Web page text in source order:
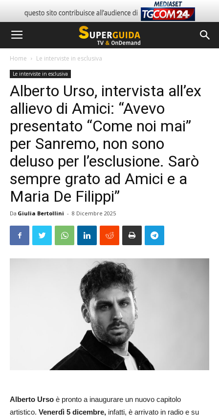
Home Le interviste in esclusiva
Le interviste in esclusiva
Alberto Urso, intervista all’ex
allievo di Amici: “Avevo
presentato “Come noi mai”
per Sanremo, non sono
deluso per l’esclusione. Sarò
sempre grato ad Amici e a
Maria De Filippi”
Da Giulia Bertollini - 8 Dicembre 2025
Alberto Urso è pronto a inaugurare un nuovo capitolo
artistico. Venerdì 5 dicembre, infatti, è arrivato in radio e su